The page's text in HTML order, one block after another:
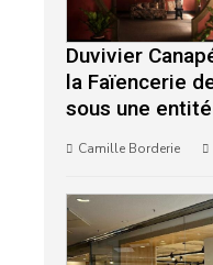
Duvivier
la Faïencerie
sous une
Camille Borderie